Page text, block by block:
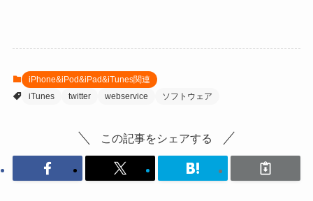
iPhone&iPod&iPad&iTunes関連
iTunes
twitter webservice ソフトウェア
この記事をシェアする